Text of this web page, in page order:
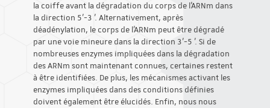
la coiffe avant la dégradation du corps de l'ARNm dans
la direction 5’-3 '. Alternativement, après
déadénylation, le corps de l'ARNm peut être dégradé
par une voie mineure dans la direction 3'-5 '. Si de
nombreuses enzymes impliquées dans la dégradation
des ARNm sont maintenant connues, certaines restent
à être identifiées. De plus, les mécanismes activant les
enzymes impliquées dans des conditions définies
doivent également être élucidés. Enfin, nous nous